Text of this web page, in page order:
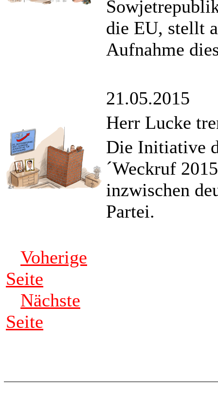
die EU, stellt
Aufnahme
21.05.2015
Herr Lucke
Die Initiative
´Weckruf
inzwischen
Partei.
Voherige
Seite
Nächste
Seite